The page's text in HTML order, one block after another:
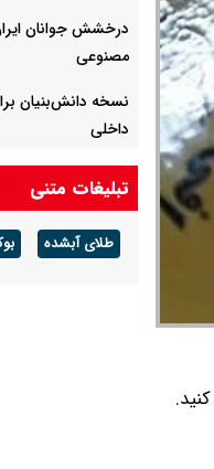
مشاهده کنید.
درخشش جوانان
مصنوعی
نسخه دانش‌بنیان
داخلی
شد
تبلیغات متنی
طلای آبشده